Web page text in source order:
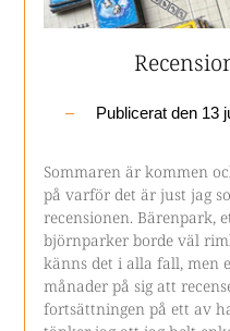
Publicerat den 13
Sommaren är kommen
på varför det är just jag
recensionen. Bärenpark,
björnparker borde väl
känns det i alla fall, men
månader på sig att
fortsättningen på ett av